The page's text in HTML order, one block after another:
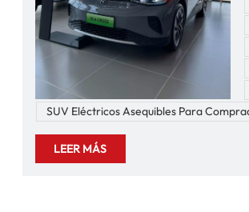
SUV Eléctricos Asequibles Para
LEER MÁS